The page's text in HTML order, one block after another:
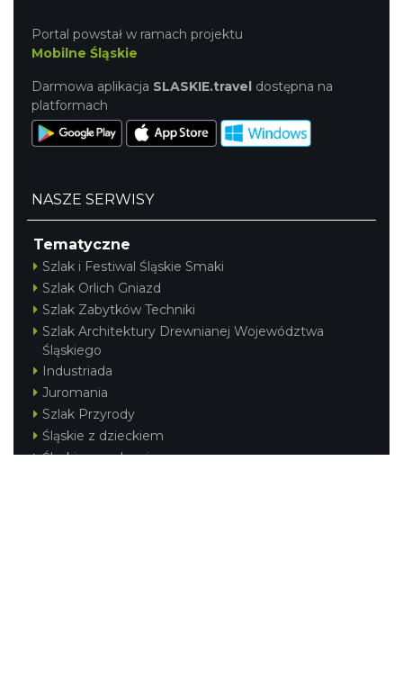
Portal powstał w ramach projektu
Mobilne Śląskie
Darmowa aplikacja SLASKIE.travel dostępna na
platformach
NASZE SERWISY
Tematyczne
Szlak i Festiwal Śląskie Smaki
Szlak Orlich Gniazd
Szlak Zabytków Techniki
Szlak Architektury Drewnianej Województwa
Śląskiego
Industriada
Juromania
Szlak Przyrody
Śląskie z dzieckiem
Śląskie po zdrowie